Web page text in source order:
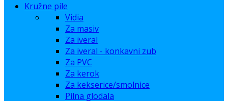
Kružne pile
Vidia
Za masiv
Za iveral
Za iveral - konkavni zub
Za PVC
Za kerok
Za kekserice/smolnice
Pilna glodala